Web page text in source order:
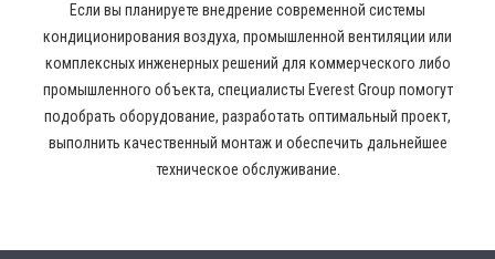
Если вы планируете внедрение современной системы
кондиционирования воздуха, промышленной вентиляции или
комплексных инженерных решений для коммерческого либо
промышленного объекта, специалисты Everest Group помогут
подобрать оборудование, разработать оптимальный проект,
выполнить качественный монтаж и обеспечить дальнейшее
техническое обслуживание.